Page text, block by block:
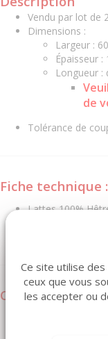
Vendu par lot de 2
Dimensions :
Largeur :
Épaisseur :
Longueur :
de
Tolérance de
Fiche technique :
Lattes 100%
FABRICATION
Configurer vos
Pour choisir
Ce site utilise
ceux que vous
les accepter ou